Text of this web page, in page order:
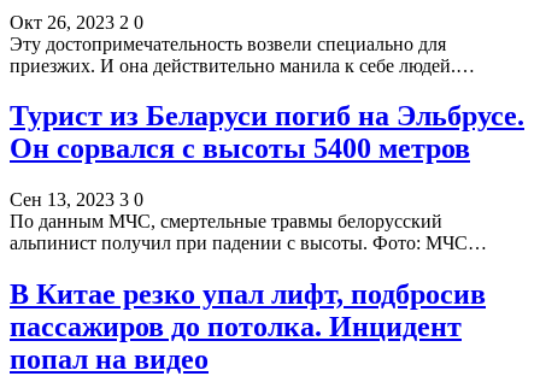
Окт 26, 2023 2 0
Эту достопримечательность возвели специально для
приезжих. И она действительно манила к себе людей.…
Турист из Беларуси погиб на Эльбрусе.
Он сорвался с высоты 5400 метров
Сен 13, 2023 3 0
По данным МЧС, смертельные травмы белорусский
альпинист получил при падении с высоты. Фото: МЧС…
В Китае резко упал лифт, подбросив
пассажиров до потолка. Инцидент
попал на видео